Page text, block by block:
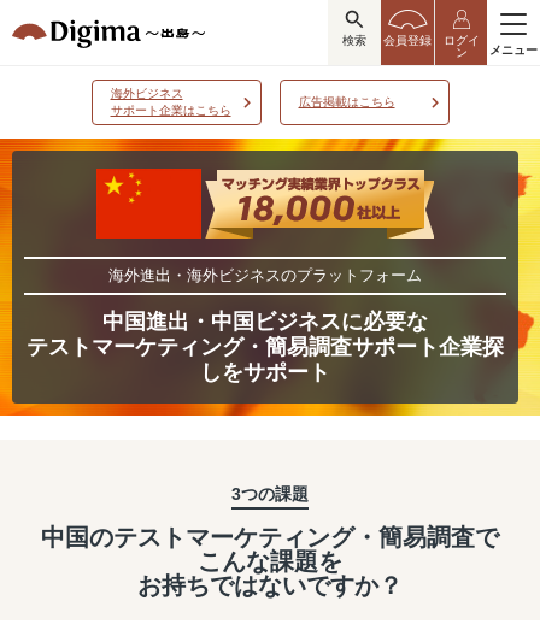
検索 会員登録
ログイ
ン
メニュー
海外ビジネス
サポート企業はこちら
広告掲載はこちら
海外進出・海外ビジネスのプラットフォーム
中国進出・中国ビジネスに必要な
テストマーケティング・簡易調査サポート企業探
しをサポート
3つの課題
中国のテストマーケティング・簡易調査で
こんな課題を
お持ちではないですか？